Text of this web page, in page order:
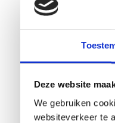
Deze website
We gebruiken
websiteverkeer te